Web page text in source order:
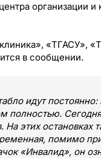
организации и
«ТГАСУ»,
в сообщении.
идут постоянно:
полностью.
На этих остановках
помимо
«Инвалид», он